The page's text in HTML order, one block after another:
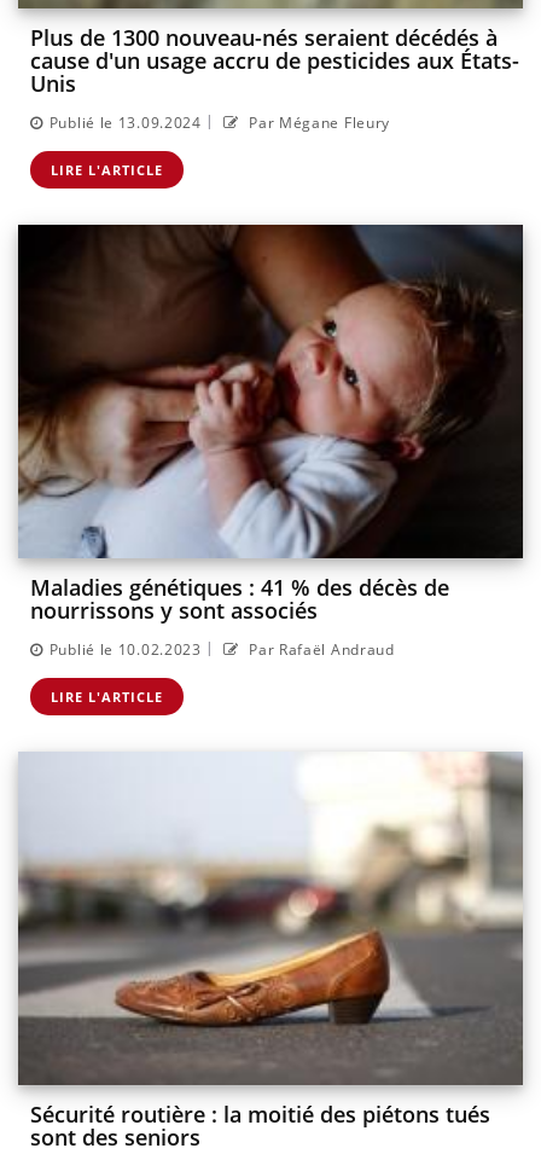
Plus de 1300 nouveau-nés seraient décédés à
cause d'un usage accru de pesticides aux États-
Unis
Publié le 13.09.2024 | Par Mégane Fleury
LIRE L'ARTICLE
Maladies génétiques : 41 % des décès de
nourrissons y sont associés
Publié le 10.02.2023 | Par Rafaël Andraud
LIRE L'ARTICLE
Sécurité routière : la moitié des piétons tués
sont des seniors